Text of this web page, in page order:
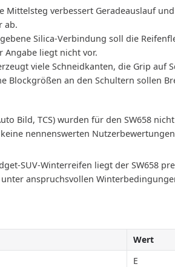
Mittelsteg verbessert Geradeauslauf
ab.
Silica-Verbindung soll die
Angabe liegt nicht vor.
viele Schneidkanten, die Grip auf
Blockgrößen an den Schultern sollen
Bild, TCS) wurden für den SW658
nennenswerten
SUV-Winterreifen liegt der SW658
anspruchsvollen
Wert
E